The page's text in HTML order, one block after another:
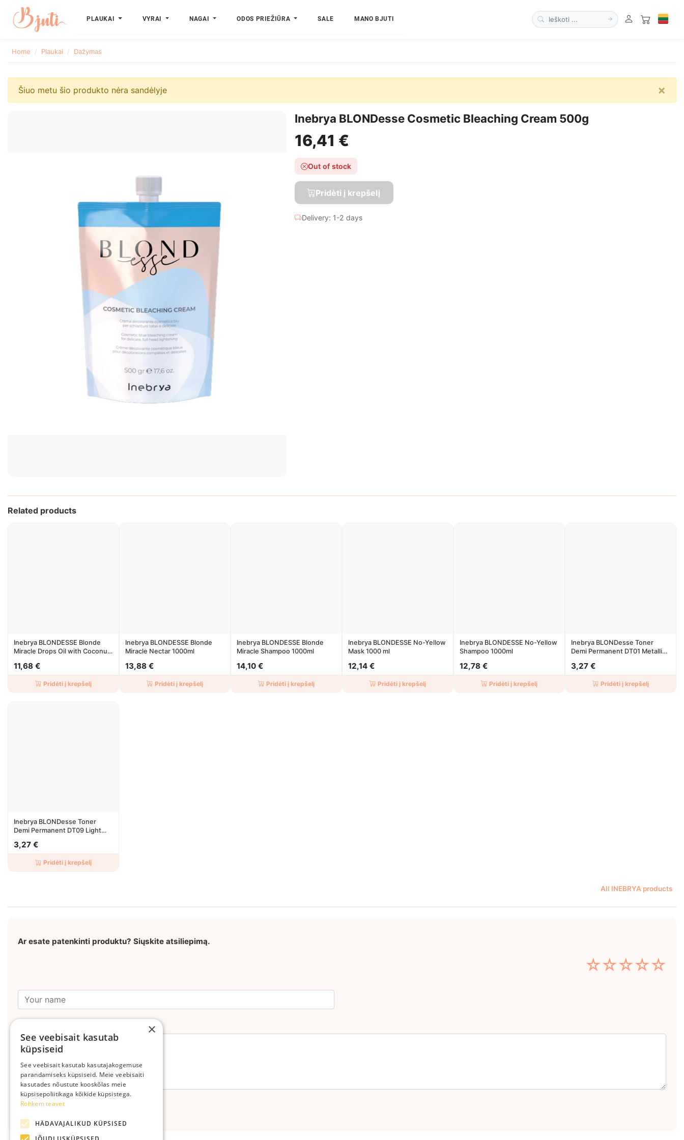
PLAUKAI VYRAI NAGAI ODOS PRIEŽIŪRA SALE MANO BJUTI
Home Plaukai Dažymas
Šiuo metu šio produkto nėra sandėlyje ×
Inebrya BLONDesse Cosmetic Bleaching Cream 500g
16,41 €
Out of stock
Pridėti į krepšelį
Delivery: 1-2 days
Related products
Inebrya BLONDESSE Blonde
Miracle Drops Oil with Coconut
11,68 €
Pridėti į krepšelį
Inebrya BLONDESSE Blonde
Miracle Nectar 1000ml
13,88 €
Pridėti į krepšelį
Inebrya BLONDESSE Blonde
Miracle Shampoo 1000ml
14,10 €
Pridėti į krepšelį
Inebrya BLONDESSE No-Yellow
Mask 1000 ml
12,14 €
Pridėti į krepšelį
Inebrya BLONDESSE No-Yellow
Shampoo 1000ml
12,78 €
Pridėti į krepšelį
Inebrya BLONDesse Toner
Demi Permanent DT01 Metallic
3,27 €
Pridėti į krepšelį
Inebrya BLONDesse Toner
Demi Permanent DT09 Light
3,27 €
Pridėti į krepšelį
All INEBRYA products
Ar esate patenkinti produktu? Siųskite atsiliepimą.
☆
☆
☆
☆
☆
Send
×
See veebisait kasutab
küpsiseid
See veebisait kasutab kasutajakogemuse
parandamiseks küpsiseid. Meie veebisaiti
kasutades nõustute kooskõlas meie
küpsisepoliitikaga kõikide küpsistega.
Rohkem teavet
HÄDAVAJALIKUD KÜPSISED